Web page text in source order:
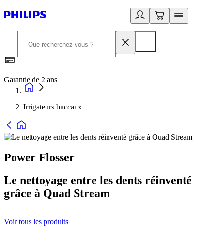
Garantie de 2 ans
Irrigateurs buccaux
Power Flosser
Le nettoyage entre les dents réinventé
grâce à Quad Stream
Voir tous les produits